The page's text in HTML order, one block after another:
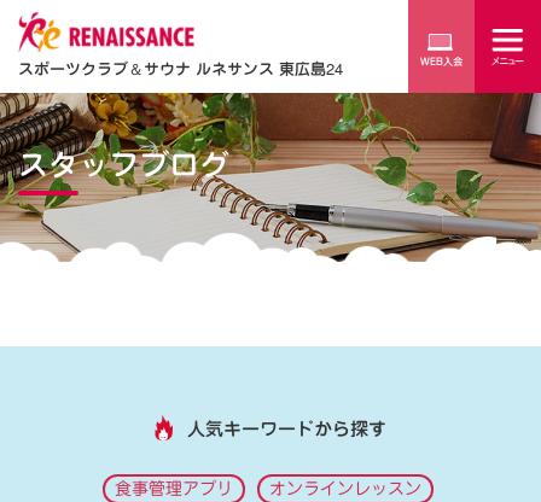
スポーツクラブ＆サウナ ルネサンス 東広島24
スタッフブログ
人気キーワードから探す
食事管理アプリ オンラインレッスン